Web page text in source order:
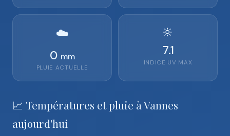
☁️
0 mm
PLUIE ACTUELLE
🔆
7.1
INDICE UV MAX
📈 Températures et pluie à Vannes
aujourd'hui